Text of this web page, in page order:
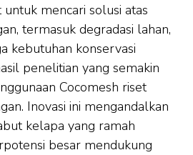
mencari solusi atas
termasuk degradasi lahan,
kebutuhan konservasi
penelitian yang semakin
Cocomesh riset
Inovasi ini mengandalkan
kelapa yang ramah
besar mendukung